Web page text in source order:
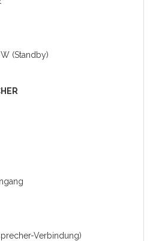
(Standby)
Verbindung)